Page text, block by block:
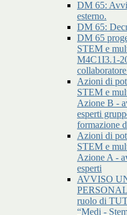
DM 65:
esterno.
DM 65:
DM 65
STEM e
M4C1I3.1-
Azioni di
STEM e
Azione B -
esperti
formazione
Azioni di
STEM e
Azione A -
esperti
AVVISO
ruolo di
“Medi -